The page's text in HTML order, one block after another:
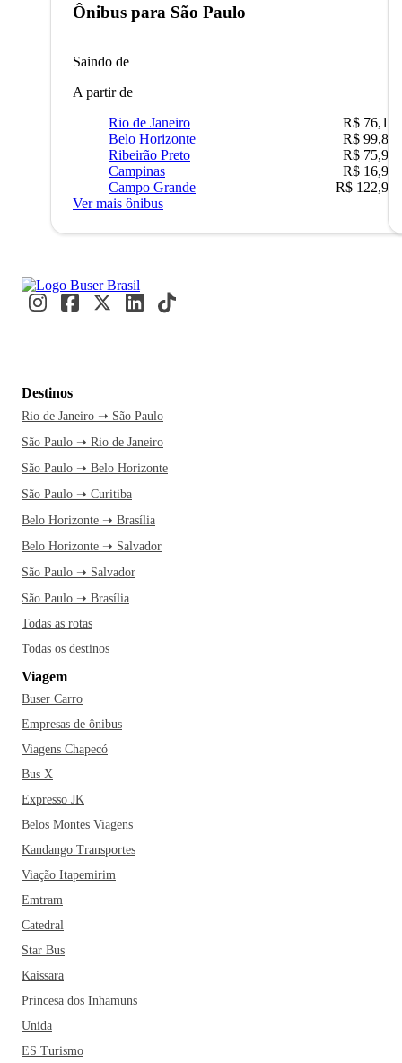
Ônibus para São Paulo
Saindo de
A partir de
Rio de Janeiro
R$ 76,10
Belo Horizonte
R$ 99,89
Ribeirão Preto
R$ 75,90
Campinas
R$ 16,90
Campo Grande
R$ 122,90
Ver mais ônibus
Destinos
Rio de Janeiro ➝ São Paulo
São Paulo ➝ Rio de Janeiro
São Paulo ➝ Belo Horizonte
São Paulo ➝ Curitiba
Belo Horizonte ➝ Brasília
Belo Horizonte ➝ Salvador
São Paulo ➝ Salvador
São Paulo ➝ Brasília
Todas as rotas
Todas os destinos
Viagem
Buser Carro
Empresas de ônibus
Viagens Chapecó
Bus X
Expresso JK
Belos Montes Viagens
Kandango Transportes
Viação Itapemirim
Emtram
Catedral
Star Bus
Kaissara
Princesa dos Inhamuns
Unida
ES Turismo